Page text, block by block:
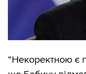
“Некоректною є